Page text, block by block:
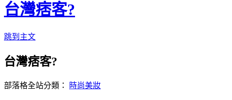
台灣痞客?
跳到主文
台灣痞客?
部落格全站分類： 時尚美妝